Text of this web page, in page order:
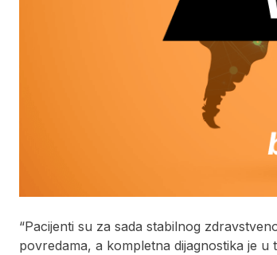
“Pacijenti su za sada stabilnog
povredama, a kompletna dijagnostika je u